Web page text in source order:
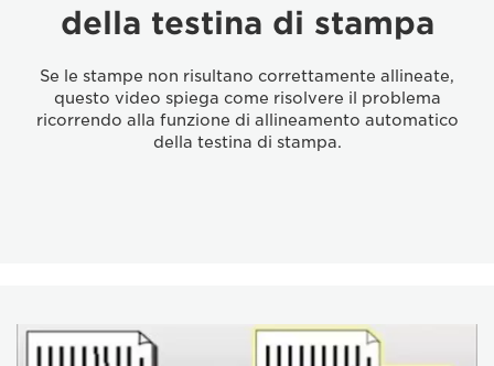
della testina di stampa
Se le stampe non risultano correttamente allineate,
questo video spiega come risolvere il problema
ricorrendo alla funzione di allineamento automatico
della testina di stampa.